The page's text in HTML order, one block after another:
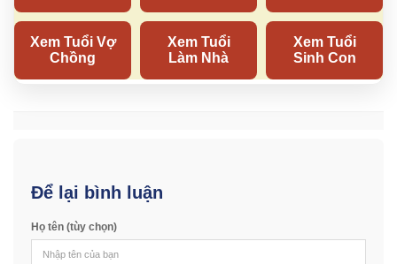
Để lại bình luận
Họ tên (tùy chọn)